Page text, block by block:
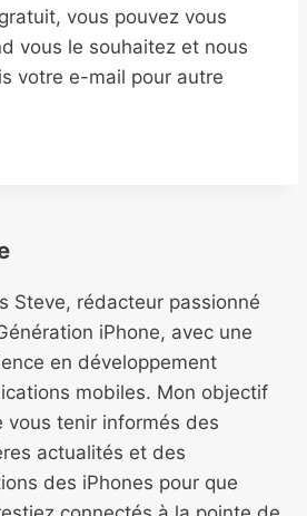
vous pouvez vous
vous le souhaitez et nous
votre e-mail pour autre
Steve, rédacteur passionné
iPhone, avec une
en développement
mobiles. Mon objectif
vous tenir informés des
actualités et des
des iPhones pour que